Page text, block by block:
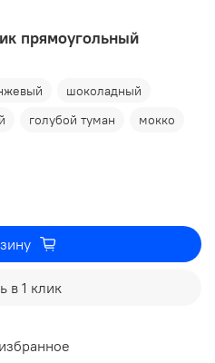
прямоугольный
шоколадный
голубой туман мокко
в 1 клик